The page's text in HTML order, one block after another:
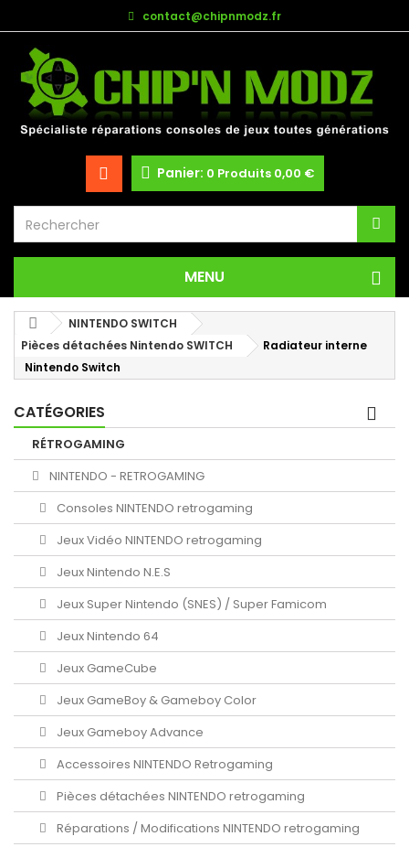
contact@chipnmodz.fr
Panier: 0 Produits 0,00 €
MENU
NINTENDO SWITCH
Pièces détachées Nintendo SWITCH
Radiateur interne
Nintendo Switch
CATÉGORIES
RÉTROGAMING
NINTENDO - RETROGAMING
Consoles NINTENDO retrogaming
Jeux Vidéo NINTENDO retrogaming
Jeux Nintendo N.E.S
Jeux Super Nintendo (SNES) / Super Famicom
Jeux Nintendo 64
Jeux GameCube
Jeux GameBoy & Gameboy Color
Jeux Gameboy Advance
Accessoires NINTENDO Retrogaming
Pièces détachées NINTENDO retrogaming
Réparations / Modifications NINTENDO retrogaming